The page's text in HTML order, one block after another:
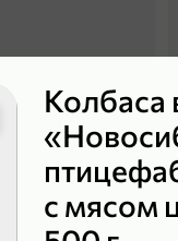
Колбаса
с мясом
120 г